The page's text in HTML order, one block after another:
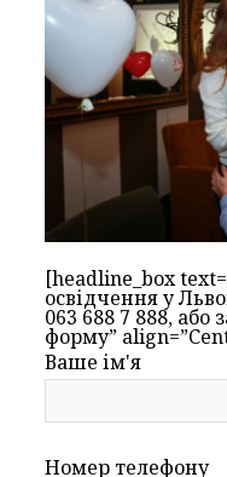
[headline_box
освідчення у
063 688 7 888, або
форму”
Ваше ім'я
Номер телефону